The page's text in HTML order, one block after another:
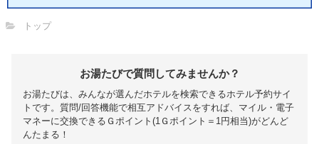
トップ
お湯たびで質問してみませんか？
お湯たびは、みんなが選んだホテルを検索できるホテル予約サイ
トです。質問/回答機能で相互アドバイスをすれば、マイル・電子
マネーに交換できるＧポイント(1Ｇポイント＝1円相当)がどんど
んたまる！